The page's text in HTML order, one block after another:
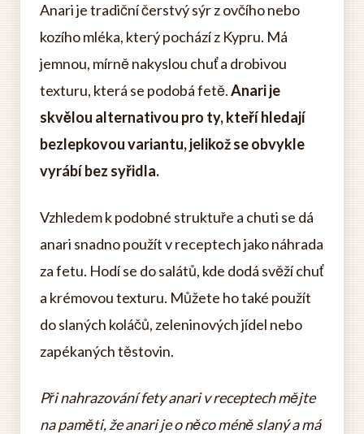
Anari je tradiční čerstvý sýr z ovčího nebo
kozího mléka, který pochází z Kypru. Má
jemnou, mírně nakyslou chuť a drobivou
texturu, která se podobá fetě.Anari je
skvělou alternativou pro ty, kteří hledají
bezlepkovou variantu, jelikož se obvykle
vyrábí bez syřidla.
Vzhledem k podobné struktuře a chuti se dá
anari snadno použít v receptech jako náhrada
za fetu. Hodí se do salátů, kde dodá svěží chuť
a krémovou texturu. Můžete ho také použít
do slaných koláčů, zeleninových jídel nebo
zapékaných těstovin.
Při nahrazování fety anari v receptech mějte
na paměti, že anari je o něco méně slaný a má